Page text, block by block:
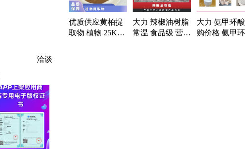
优质供应黄柏提
取物 植物 25KG/
大力 辣椒油树脂
常温 食品级 营养
大力 氨甲环
购价格 氨甲
洽谈